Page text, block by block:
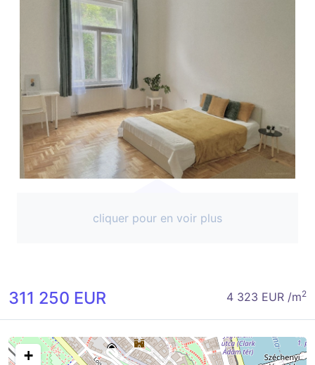
cliquer pour en voir plus
311 250 EUR 4 323 EUR /m2
+